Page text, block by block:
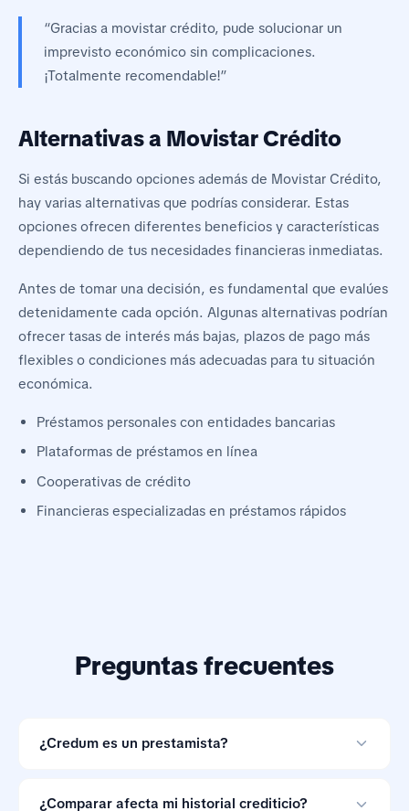
“Gracias a movistar crédito, pude solucionar un
imprevisto económico sin complicaciones.
¡Totalmente recomendable!”
Alternativas a Movistar Crédito
Si estás buscando opciones además de Movistar Crédito,
hay varias alternativas que podrías considerar. Estas
opciones ofrecen diferentes beneficios y características
dependiendo de tus necesidades financieras inmediatas.
Antes de tomar una decisión, es fundamental que evalúes
detenidamente cada opción. Algunas alternativas podrían
ofrecer tasas de interés más bajas, plazos de pago más
flexibles o condiciones más adecuadas para tu situación
económica.
Préstamos personales con entidades bancarias
Plataformas de préstamos en línea
Cooperativas de crédito
Financieras especializadas en préstamos rápidos
Preguntas frecuentes
¿Credum es un prestamista?
préstamos en línea y no otorga créditos.
¿Comparar afecta mi historial crediticio?